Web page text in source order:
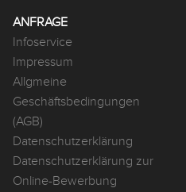
ANFRAGE
Infoservice
Impressum
Allgmeine
Geschäftsbedingungen
(AGB)
Datenschutzerklärung
Datenschutzerklärung zur
Online-Bewerbung